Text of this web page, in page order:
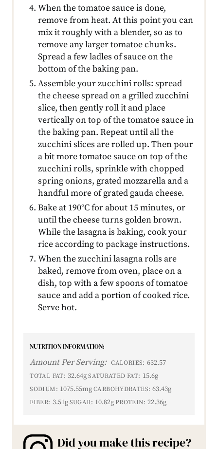
When the tomatoe sauce is done,
remove from heat. At this point you can
mix it roughly with a blender, so as to
remove any larger tomatoe chunks.
Spread a few ladles of sauce on the
bottom of the baking pan.
Assemble your zucchini rolls: spread
the cheese spread on a grilled zucchini
slice, then gently roll it and place
vertically on top of the tomatoe sauce in
the baking pan. Repeat until all the
zucchini slices are rolled up. Then pour
a bit more tomatoe sauce on top of the
zucchini rolls, sprinkle with chopped
spring onions, grated mozzarella and a
handful more of grated gauda cheese.
Bake at 190°C for about 15 minutes, or
until the cheese turns golden brown.
While the lasagna is baking, cook your
rice according to package instructions.
When the zucchini lasagna rolls are
baked, remove from oven, place on a
dish, top with a few spoons of tomatoe
sauce and add a portion of cooked rice.
Serve hot.
NUTRITION INFORMATION:
Amount Per Serving: CALORIES: 632.57
TOTAL FAT: 32.64gSATURATED FAT: 15.6g
SODIUM: 1075.55mgCARBOHYDRATES: 63.43g
FIBER: 3.51g SUGAR: 10.82gPROTEIN: 22.36g
Did you make this recipe?